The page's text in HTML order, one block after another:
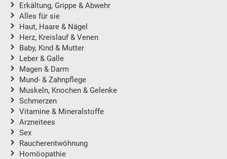
Erkältung, Grippe & Abwehr
Alles für sie
Haut, Haare & Nägel
Herz, Kreislauf & Venen
Baby, Kind & Mutter
Leber & Galle
Magen & Darm
Mund- & Zahnpflege
Muskeln, Knochen & Gelenke
Schmerzen
Vitamine & Mineralstoffe
Arzneitees
Sex
Raucherentwöhnung
Homöopathie